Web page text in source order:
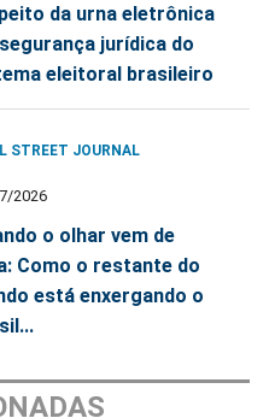
da urna eletrônica
jurídica do
eleitoral brasileiro
STREET JOURNAL
2026
o olhar vem de
Como o restante do
está enxergando o